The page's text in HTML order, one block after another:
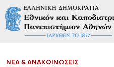
ΝΕΑ & ΑΝΑΚΟΙΝΩΣΕΙΣ